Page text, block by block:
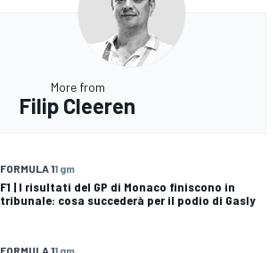
More from
Filip Cleeren
FORMULA 11 gm
F1 | I risultati del GP di Monaco finiscono in
tribunale: cosa succederà per il podio di Gasly
FORMULA 11 gm